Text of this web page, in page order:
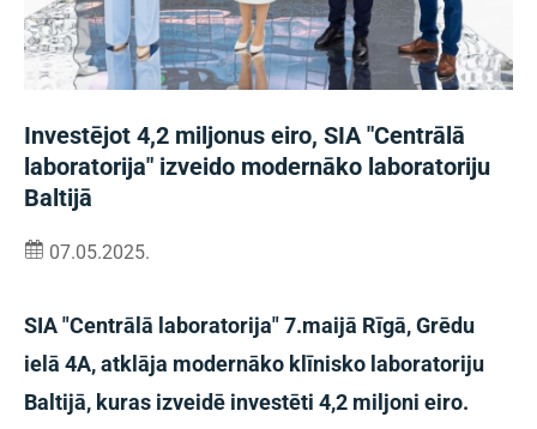
Investējot 4,2 miljonus eiro, SIA "Centrālā
laboratorija" izveido modernāko laboratoriju
Baltijā
07.05.2025.
SIA "Centrālā laboratorija" 7.maijā Rīgā, Grēdu
ielā 4A, atklāja modernāko klīnisko laboratoriju
Baltijā, kuras izveidē investēti 4,2 miljoni eiro.